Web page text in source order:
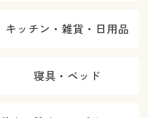
キッチン・雑貨・日用品
寝具・ベッド